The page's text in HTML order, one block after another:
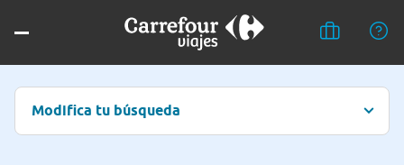
Modifica tu búsqueda